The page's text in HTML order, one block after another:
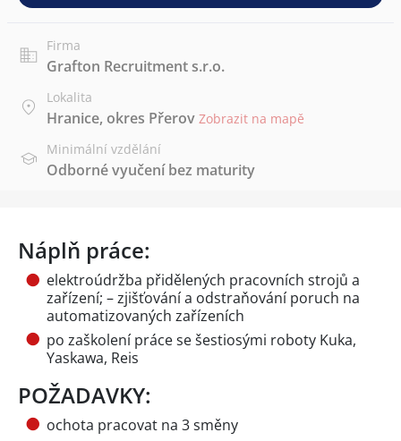
Firma
Grafton Recruitment s.r.o.
Lokalita
Hranice, okres Přerov Zobrazit na mapě
Minimální vzdělání
Odborné vyučení bez maturity
Náplň práce:
elektroúdržba přidělených pracovních strojů a
zařízení; – zjišťování a odstraňování poruch na
automatizovaných zařízeních
po zaškolení práce se šestiosými roboty Kuka,
Yaskawa, Reis
POŽADAVKY:
ochota pracovat na 3 směny